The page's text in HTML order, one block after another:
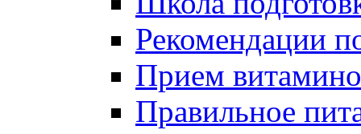
Рекомендации
Прием
Правильное